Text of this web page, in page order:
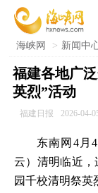
海峡网 > 新闻中
福建各地广
英烈”活动
福建日报 2026-04-
东南网4月
云） 清明临近，
园千校清明祭英